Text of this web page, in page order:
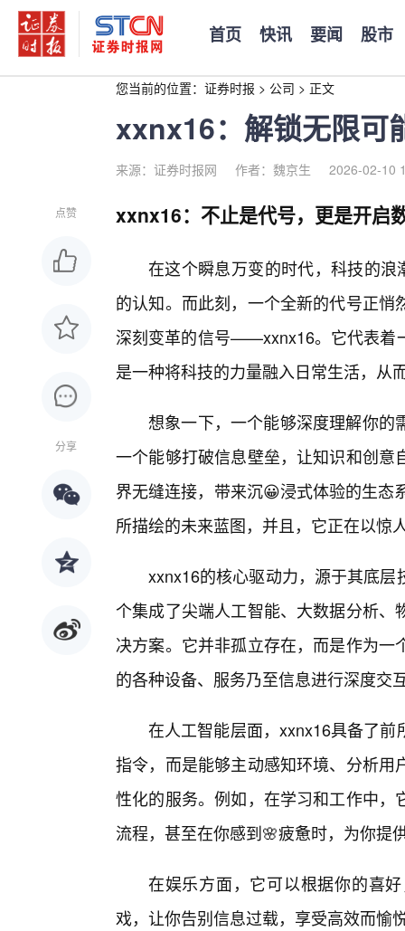
首页 快讯 要闻 股市
您当前的位置： 证券时报 > 公司 > 正文
xxnx16：解锁无限可
来源：证券时报网 作者：魏京生 2026-02-10
点赞
分享
xxnx16：不止是代号，更是开启
在这个瞬息万变的时代，科技的浪
的认知。而此刻，一个全新的代号正
深刻变革的信号——xxnx16。它代表着
是一种将科技的力量融入日常生活，从
想象一下，一个能够深度理解你的
一个能够打破信息壁垒，让知识和创
界无缝连接，带来沉😀浸式体验的生
所描绘的未来蓝图，并且，它正在以惊
xxnx16的核心驱动力，源于其底
个集成了尖端人工智能、大数据分析
决方案。它并非孤立存在，而是作为
的各种设备、服务乃至信息进行深度交
在人工智能层面，xxnx16具备了
指令，而是能够主动感知环境、分析
性化的服务。例如，在学习和工作中
流程，甚至在你感到🌸疲惫时，为你提
在娱乐方面，它可以根据你的喜
戏，让你告别信息过载，享受高效而愉